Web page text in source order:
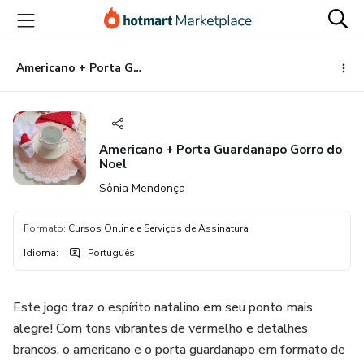
para
conteúdo
principal
para
pagamento
para
rodapé
Americano + Porta Guardanapo Gorro do Noel
Americano + Porta Guardanapo Gorro do
Noel
Sônia Mendonça
Formato: Cursos Online e Serviços de Assinatura
Idioma: Português
Este jogo traz o espírito natalino em seu ponto mais
alegre! Com tons vibrantes de vermelho e detalhes
brancos, o americano e o porta guardanapo em formato de